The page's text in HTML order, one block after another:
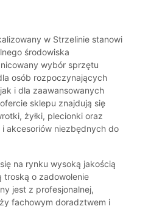
w Strzelinie stanowi
środowiska
wybór sprzętu
osób rozpoczynających
i dla zaawansowanych
sklepu znajdują się
żyłki, plecionki oraz
akcesoriów niezbędnych do
na rynku wysoką jakością
o zadowolenie
jest z profesjonalnej,
fachowym doradztwem i